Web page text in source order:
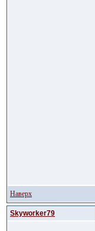
Наверх
Skyworker79